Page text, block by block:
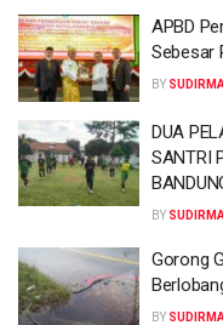
APBD
Sebesar
BY
DUA
SANTRI
BY
Gorong
BY